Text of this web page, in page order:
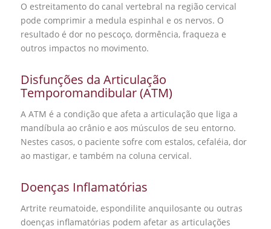
O estreitamento do canal vertebral na região cervical
pode comprimir a medula espinhal e os nervos. O
resultado é dor no pescoço, dormência, fraqueza e
outros impactos no movimento.
Disfunções da Articulação
Temporomandibular (ATM)
A ATM é a condição que afeta a articulação que liga a
mandíbula ao crânio e aos músculos de seu entorno.
Nestes casos, o paciente sofre com estalos, cefaléia, dor
ao mastigar, e também na coluna cervical.
Doenças Inflamatórias
Artrite reumatoide, espondilite anquilosante ou outras
doenças inflamatórias podem afetar as articulações